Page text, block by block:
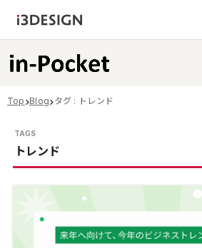
Top Blog タグ : トレンド
トレンド